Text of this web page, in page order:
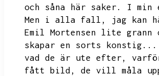
och såna här saker.
I min
Men i alla fall,
jag kan
Emil Mortensen lite grann
skapar en sorts konstig...
vad de är ute efter,
fått bild,
de vill måla